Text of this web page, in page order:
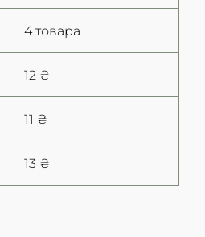
4 товара
12 ₴
11 ₴
13 ₴